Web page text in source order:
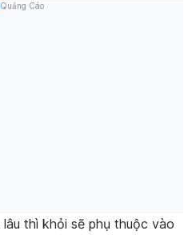
Quảng Cáo
thì khỏi sẽ phụ thuộc vào